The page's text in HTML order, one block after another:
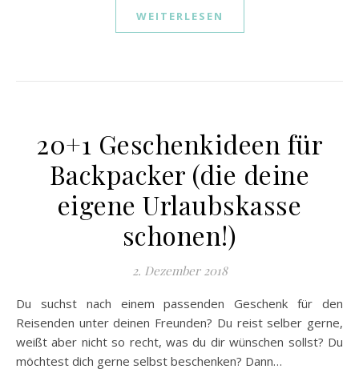
WEITERLESEN
20+1 Geschenkideen für
Backpacker (die deine
eigene Urlaubskasse
schonen!)
2. Dezember 2018
Du suchst nach einem passenden Geschenk für den
Reisenden unter deinen Freunden? Du reist selber gerne,
weißt aber nicht so recht, was du dir wünschen sollst? Du
möchtest dich gerne selbst beschenken? Dann…